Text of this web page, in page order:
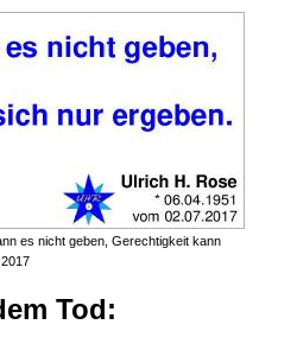
es nicht geben, Gerechtigkeit kann
Tod: